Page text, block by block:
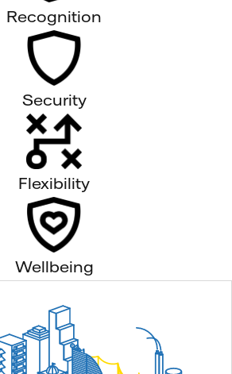
Recognition
Security
Flexibility
Wellbeing